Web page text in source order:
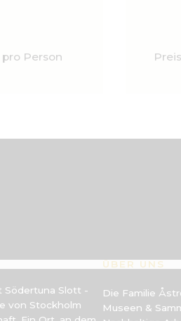
pro Person
Södertuna Slott -
von Stockholm
ÜBER UNS
Die Familie
Museen &